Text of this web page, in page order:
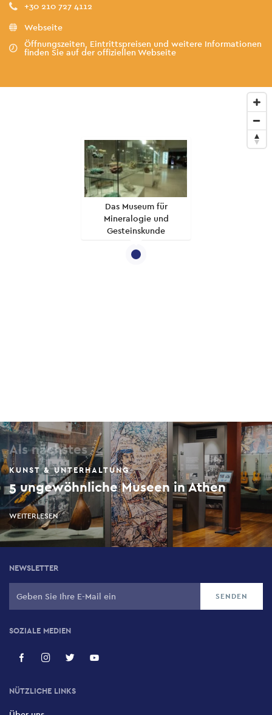
+30 210 727 4112
Webseite
Öffnungszeiten, Eintrittspreisen und weitere Informationen
finden Sie auf der offiziellen Webseite
Das Museum für
Mineralogie und
Gesteinskunde
Als nächstes
KUNST & UNTERHALTUNG
5 ungewöhnliche Museen in Athen
WEITERLESEN
NEWSLETTER
SOZIALE MEDIEN
NÜTZLICHE LINKS